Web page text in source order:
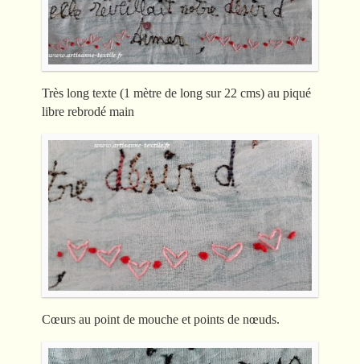
Très long texte (1 mètre de long sur 22 cms) au piqué
libre rebrodé main
Cœurs au point de mouche et points de nœuds.